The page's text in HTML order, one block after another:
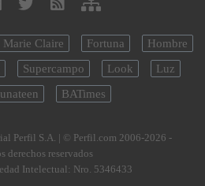
Marie Claire Fortuna
Hombre
Supercampo Look
Luz
BATimes
Perfil S.A. | © Perfil.com 2006-2026 -
derechos reservados
Intelectual: Nro. 5346433